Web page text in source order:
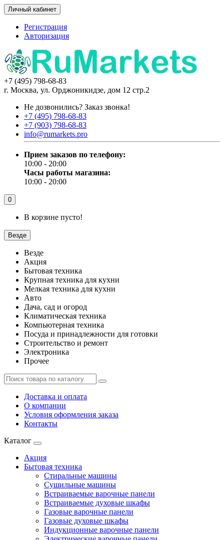
Личный кабинет
Регистрация
Авторизация
+7 (495) 798-68-83
г. Москва, ул. Орджоникидзе, дом 12 стр.2
Не дозвонились? Заказ звонка!
+7 (495) 798-68-83
+7 (903) 798-68-83
info@rumarkets.pro
Прием заказов по телефону:
10:00 - 20:00
Часы работы магазина:
10:00 - 20:00
0
В корзине пусто!
Везде
Везде
Акция
Бытовая техника
Крупная техника для кухни
Мелкая техника для кухни
Авто
Дача, сад и огород
Климатическая техника
Компьютерная техника
Посуда и принадлежности для готовки
Строительство и ремонт
Электроника
Прочее
Доставка и оплата
О компании
Условия оформления заказа
Контакты
Каталог
Акция
Бытовая техника
Стиральные машины
Сушильные машины
Встраиваемые варочные панели
Встраиваемые духовые шкафы
Газовые варочные панели
Газовые духовые шкафы
Индукционные варочные панели